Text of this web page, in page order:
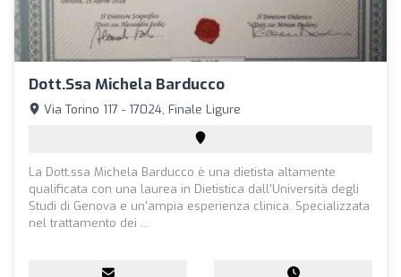
Dott.ssa Michela Barducco
Via Torino 117 - 17024, Finale Ligure
La Dott.ssa Michela Barducco è una dietista altamente
qualificata con una laurea in Dietistica dall'Università degli
Studi di Genova e un'ampia esperienza clinica. Specializzata
nel trattamento dei ...